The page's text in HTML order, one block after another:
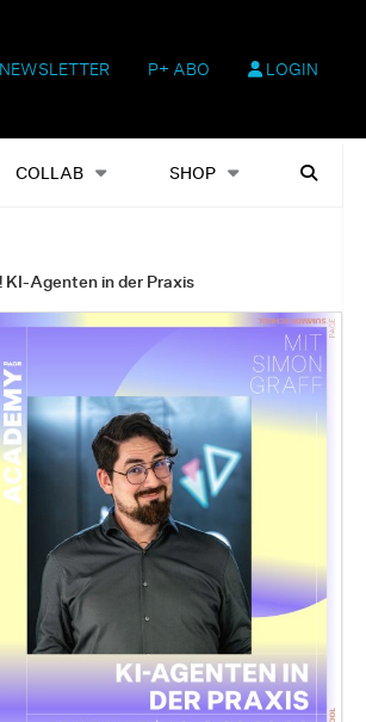
NEWSLETTER P+ ABO LOGIN
COLLAB SHOP
Shop Heftausgaben Suchen
KI-Agenten in der Praxis